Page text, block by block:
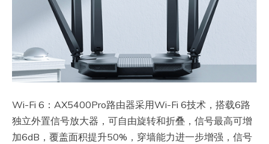
Wi-Fi 6：AX5400Pro路由器采用Wi-Fi 6技术，搭载6路
独立外置信号放大器，可自由旋转和折叠，信号最高可增
加6dB，覆盖面积提升50%，穿墙能力进一步增强，信号